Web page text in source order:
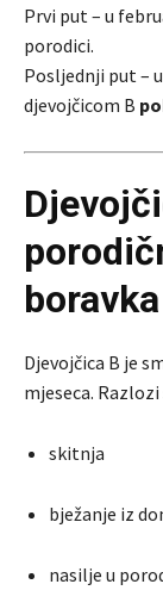
Prvi put – u
porodici.
Posljednji put –
djevojčicom B
Djevojčica B je
mjeseca.
skitnja
bježanje iz
nasilje u